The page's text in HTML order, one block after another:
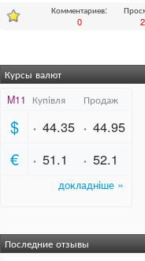
Комментариев:
0
Курсы валют
Последние отзывы